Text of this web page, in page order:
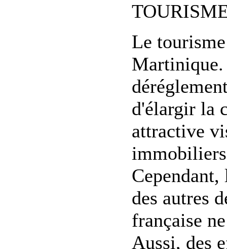
Le
Martinique.
d'élargir la
attractive
des autres
française
Aussi, des